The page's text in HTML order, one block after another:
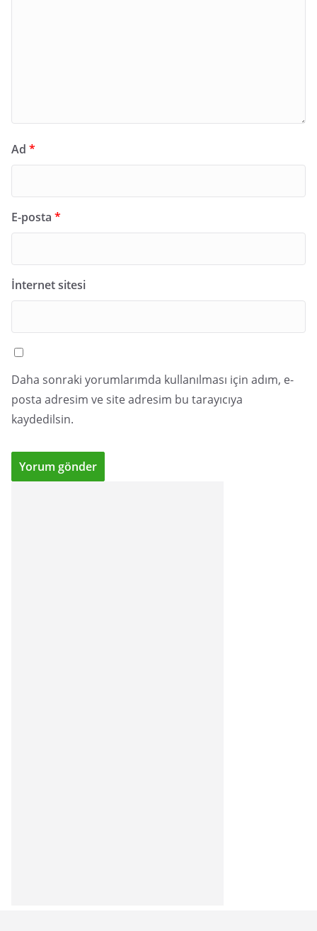
Ad *
E-posta *
İnternet sitesi
Daha sonraki yorumlarımda kullanılması için adım, e-
posta adresim ve site adresim bu tarayıcıya
kaydedilsin.